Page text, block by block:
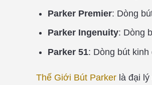
Parker Premier: Dòng
Parker Ingenuity: Dòng
Parker 51: Dòng bút
Thế Giới Bút Parker là đại